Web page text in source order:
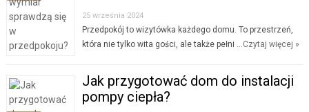
25 września 2024
Przedpokój to wizytówka każdego domu. To przestrzeń,
która nie tylko wita gości, ale także pełni …Czytaj więcej »
Jak przygotować dom do instalacji
pompy ciepła?